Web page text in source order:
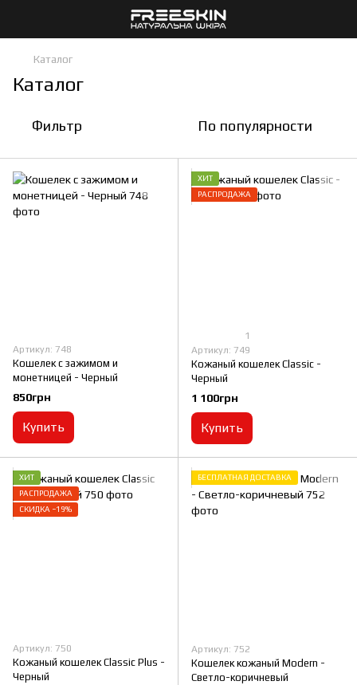
Каталог
Каталог
Фильтр По популярности
Артикул: 748
Кошелек с зажимом и
монетницей - Черный
850грн
Купить
ХИТ
РАСПРОДАЖА
1
Артикул: 749
Кожаный кошелек Classic -
Черный
1 100грн
Купить
ХИТ
РАСПРОДАЖА
СКИДКА −19%
Артикул: 750
Кожаный кошелек Classic Plus -
Черный
БЕСПЛАТНАЯ ДОСТАВКА
Артикул: 752
Кошелек кожаный Modern -
Светло-коричневый